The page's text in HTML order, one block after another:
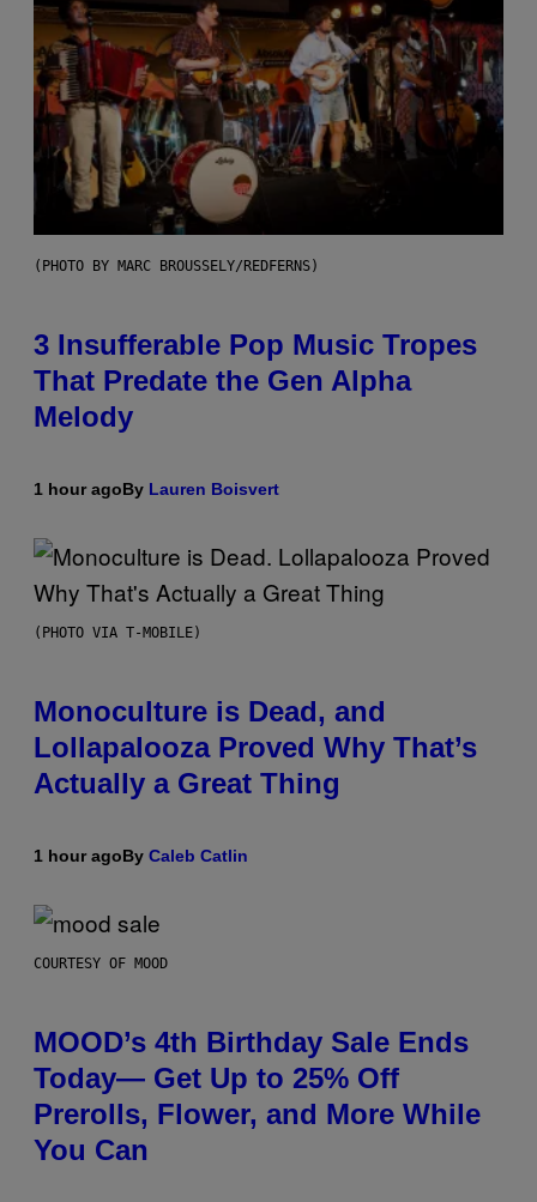
(PHOTO BY MARC BROUSSELY/REDFERNS)
3 Insufferable Pop Music Tropes
That Predate the Gen Alpha
Melody
1 hour agoBy Lauren Boisvert
(PHOTO VIA T-MOBILE)
Monoculture is Dead, and
Lollapalooza Proved Why That’s
Actually a Great Thing
1 hour agoBy Caleb Catlin
COURTESY OF MOOD
MOOD’s 4th Birthday Sale Ends
Today— Get Up to 25% Off
Prerolls, Flower, and More While
You Can